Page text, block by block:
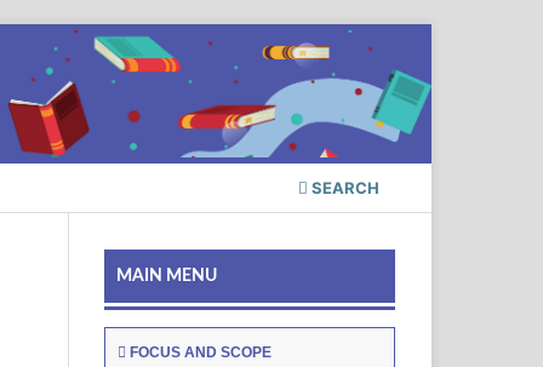
SEARCH
MAIN MENU
FOCUS AND SCOPE